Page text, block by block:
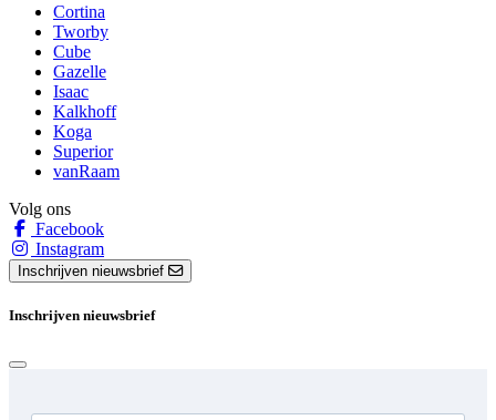
Cortina
Tworby
Cube
Gazelle
Isaac
Kalkhoff
Koga
Superior
vanRaam
Volg ons
Facebook
Instagram
Inschrijven nieuwsbrief
Inschrijven nieuwsbrief